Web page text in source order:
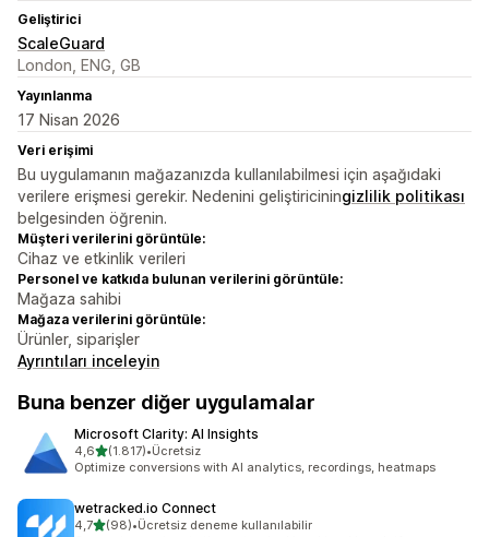
Geliştirici
ScaleGuard
London, ENG, GB
Yayınlanma
17 Nisan 2026
Veri erişimi
Bu uygulamanın mağazanızda kullanılabilmesi için aşağıdaki
verilere erişmesi gerekir. Nedenini geliştiriciningizlilik politikası
belgesinden öğrenin.
Müşteri verilerini görüntüle:
Cihaz ve etkinlik verileri
Personel ve katkıda bulunan verilerini görüntüle:
Mağaza sahibi
Mağaza verilerini görüntüle:
Ürünler, siparişler
Ayrıntıları inceleyin
Buna benzer diğer uygulamalar
Microsoft Clarity: AI Insights
4,65 yıldız üzerinden
(1.817)
toplam 1817 değerlendirme
•Ücretsiz
Optimize conversions with AI analytics, recordings, heatmaps
wetracked.io Connect
4,75 yıldız üzerinden
(98)
toplam 98 değerlendirme
•Ücretsiz deneme kullanılabilir